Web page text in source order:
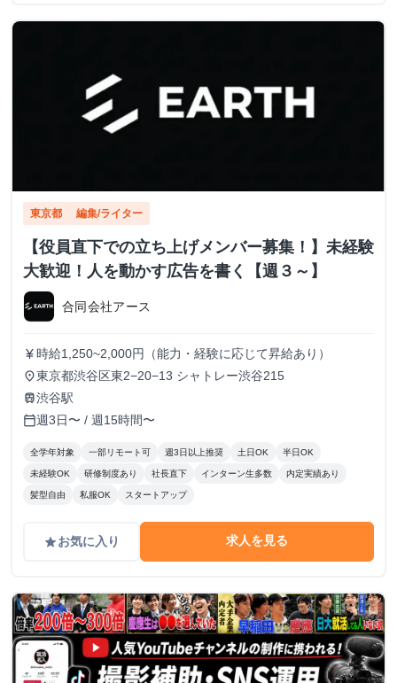
東京都 編集/ライター
【役員直下での立ち上げメンバー募集！】未経験
大歓迎！人を動かす広告を書く【週３～】
合同会社アース
currency_yen 時給1,250~2,000円（能力・経験に応じて昇給あり）
place東京都渋谷区東2−20−13 シャトレー渋谷215
train渋谷駅
calendar_today週3日〜 / 週15時間〜
全学年対象 一部リモート可 週3日以上推奨 土日OK 半日OK
未経験OK 研修制度あり 社長直下 インターン生多数 内定実績あり
髪型自由 私服OK スタートアップ
gradeお気に入り 求人を見る